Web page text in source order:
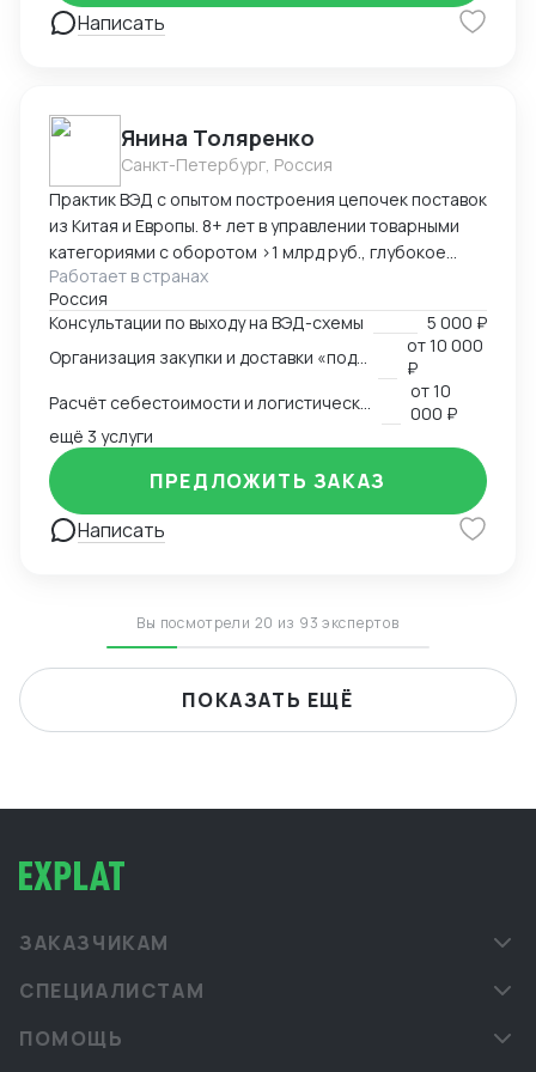
Написать
Янина Толяренко
Санкт-Петербург, Россия
Практик ВЭД с опытом построения цепочек поставок
из Китая и Европы. 8+ лет в управлении товарными
категориями с оборотом >1 млрд руб., глубокое
понимание коммерческой стороны закупок.
Ключевые компетенции: — Организация полного
цикла ВЭД «под ключ»: от поиска поставщика до
доставки на склад клиента — Работа с китайскими
поставщиками: переговоры, контроль качества,
оплата — Таможенное оформление, подбор
сертификации, подготовка документов —
Международная логистика: поиск брокеров, расчёт
маршрутов, мониторинг цен — Расчёт
себестоимости и контроль маржинальности сделок
— Опыт поставок в условиях санкционных
удалённая работа, полная автономность
Работает в странах
Россия
Консультации по выходу на ВЭД-схемы
5 000 ₽
от10 000
₽
от10
000 ₽
ещё 3 услуги
Написать
ПРЕДЛОЖИТЬ ЗАКАЗ
Вы посмотрели 20 из 93 экспертов
ПОКАЗАТЬ ЕЩЁ
ЗАКАЗЧИКАМ
СПЕЦИАЛИСТАМ
ПОМОЩЬ